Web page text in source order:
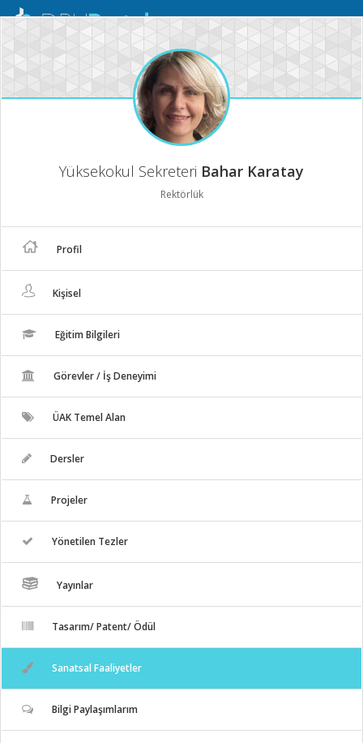
Mobil
Yüksekokul Sekreteri Bahar Karatay
Rektörlük
Profil
Kişisel
Eğitim Bilgileri
Görevler / İş Deneyimi
ÜAK Temel Alan
Dersler
Projeler
Yönetilen Tezler
Yayınlar
Tasarım/ Patent/ Ödül
Sanatsal Faaliyetler
Bilgi Paylaşımlarım